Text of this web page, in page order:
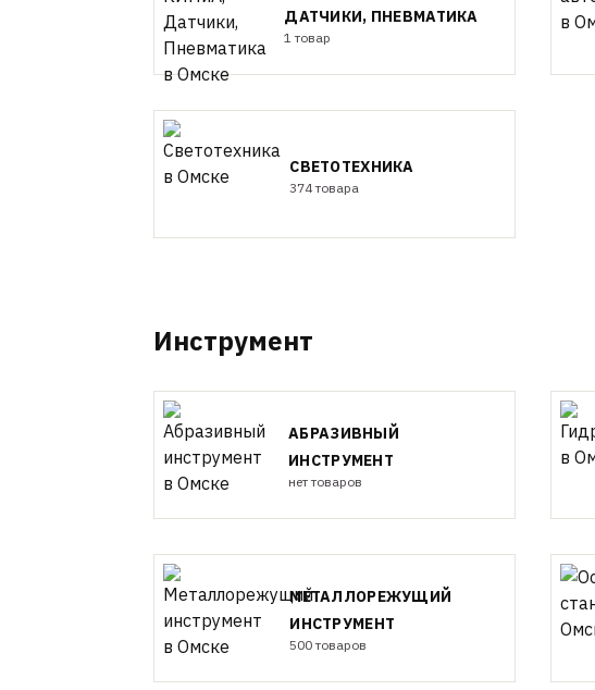
ДАТЧИКИ, ПНЕВМАТИКА
1 товар
СВЕТОТЕХНИКА
374 товара
Инструмент
АБРАЗИВНЫЙ
ИНСТРУМЕНТ
нет товаров
МЕТАЛЛОРЕЖУЩИЙ
ИНСТРУМЕНТ
500 товаров